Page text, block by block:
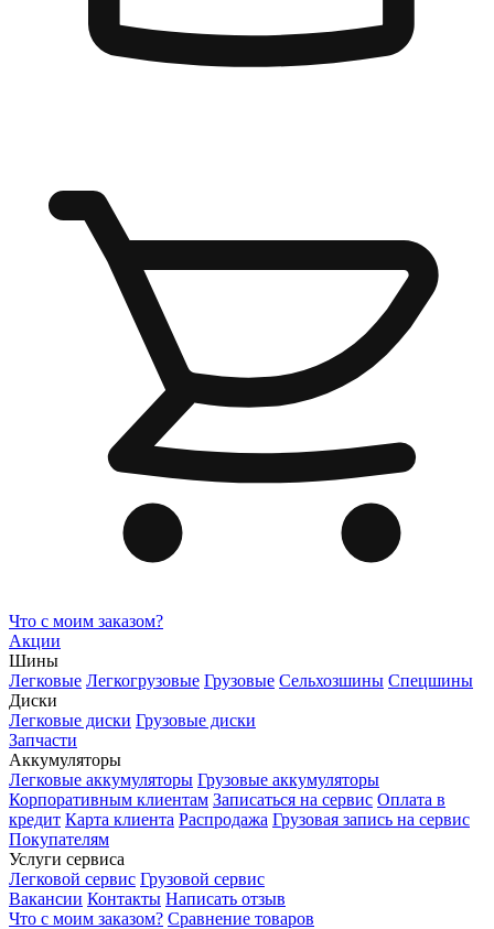
Что с моим заказом?
Акции
Шины
Легковые Легкогрузовые Грузовые Сельхозшины Спецшины
Диски
Легковые диски Грузовые диски
Запчасти
Аккумуляторы
Легковые аккумуляторы Грузовые аккумуляторы
Корпоративным клиентам Записаться на сервис Оплата в
кредит Карта клиента Распродажа Грузовая запись на сервис
Покупателям
Услуги сервиса
Легковой сервис Грузовой сервис
Вакансии Контакты Написать отзыв
Что с моим заказом? Сравнение товаров